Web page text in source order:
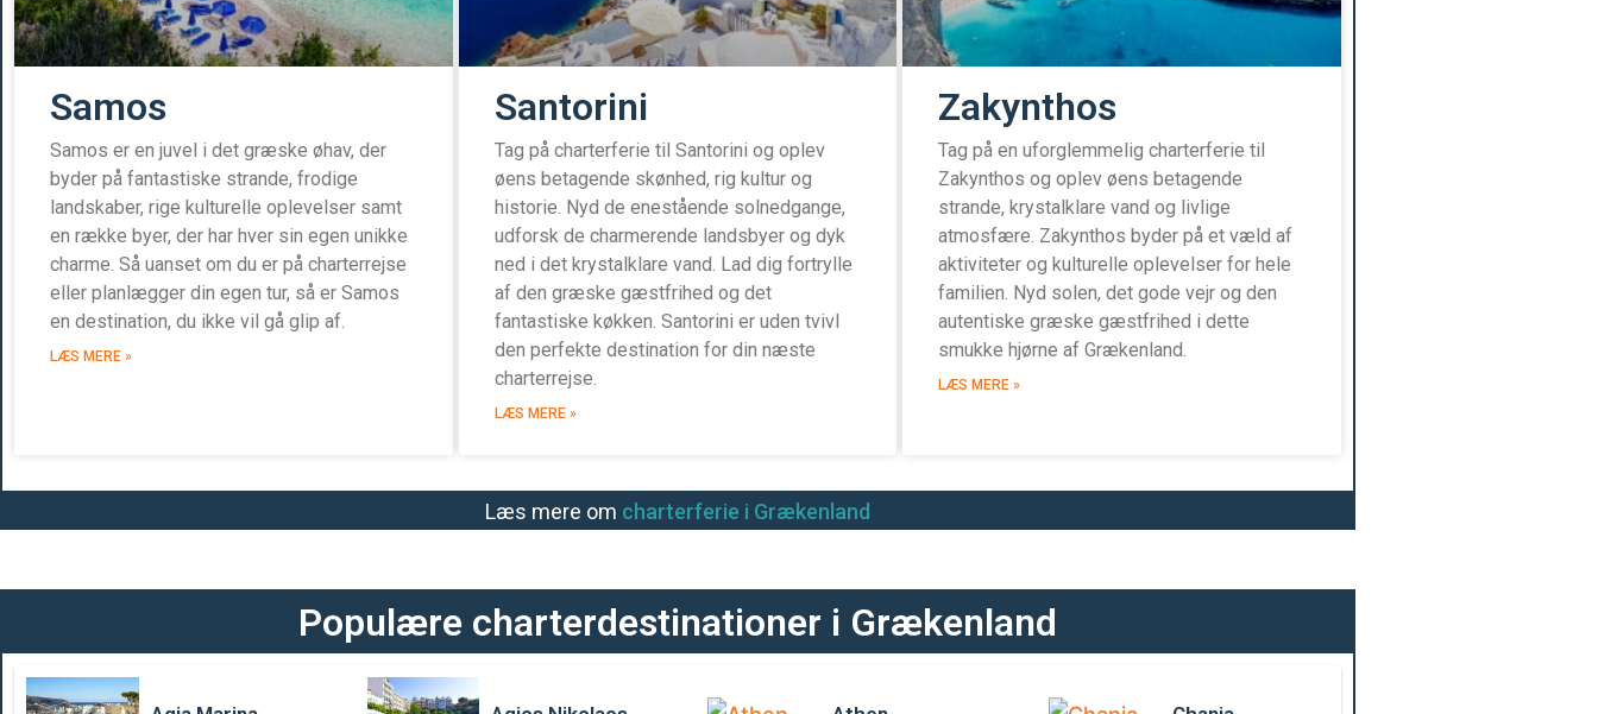
Samos
Samos er en juvel i det græske øhav, der
byder på fantastiske strande, frodige
landskaber, rige kulturelle oplevelser samt
en række byer, der har hver sin egen unikke
charme. Så uanset om du er på charterrejse
eller planlægger din egen tur, så er Samos
en destination, du ikke vil gå glip af.
LÆS MERE »
Santorini
Tag på charterferie til Santorini og oplev
øens betagende skønhed, rig kultur og
historie. Nyd de enestående solnedgange,
udforsk de charmerende landsbyer og dyk
ned i det krystalklare vand. Lad dig fortrylle
af den græske gæstfrihed og det
fantastiske køkken. Santorini er uden tvivl
den perfekte destination for din næste
charterrejse.
LÆS MERE »
Zakynthos
Tag på en uforglemmelig charterferie til
Zakynthos og oplev øens betagende
strande, krystalklare vand og livlige
atmosfære. Zakynthos byder på et væld af
aktiviteter og kulturelle oplevelser for hele
familien. Nyd solen, det gode vejr og den
autentiske græske gæstfrihed i dette
smukke hjørne af Grækenland.
LÆS MERE »
Læs mere om charterferie i Grækenland
Populære charterdestinationer i Grækenland